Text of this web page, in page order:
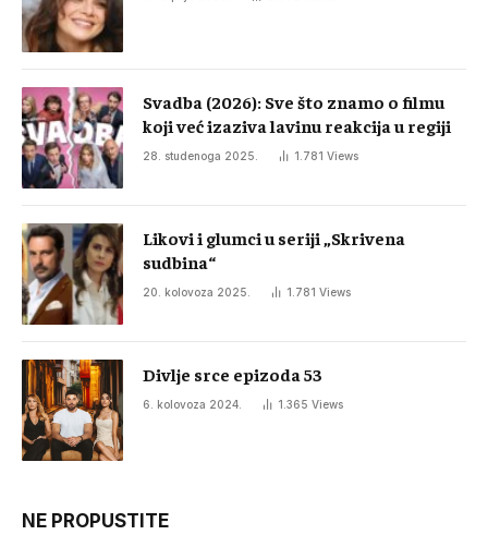
Svadba (2026): Sve što znamo o filmu
koji već izaziva lavinu reakcija u regiji
28. studenoga 2025. 1.781 Views
Likovi i glumci u seriji „Skrivena
sudbina“
20. kolovoza 2025. 1.781 Views
Divlje srce epizoda 53
6. kolovoza 2024. 1.365 Views
NE PROPUSTITE